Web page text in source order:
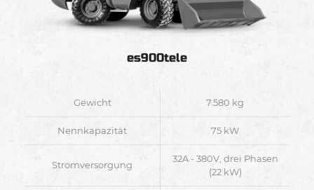
es900tele
Gewicht 7.580 kg
Nennkapazität 75 kW
Stromversorgung
32A - 380V, drei Phasen
(22 kW)